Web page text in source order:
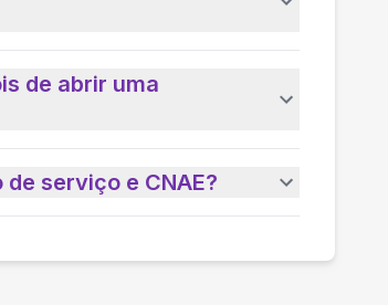
de abrir uma
serviço e CNAE?